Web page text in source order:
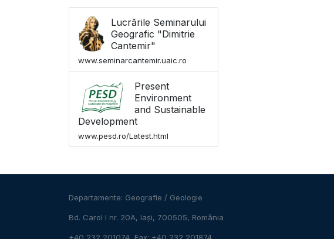
Lucrările Seminarului
Geografic "Dimitrie
Cantemir"
www.seminarcantemir.uaic.ro
Present
Environment
and Sustainable
Development
www.pesd.ro/Latest.html
Departamente: Geografie / Geologie
Bd. Carol I nr. 20A, Iași, 700505, România
+40 232 201074, Fax: +40 232 201874